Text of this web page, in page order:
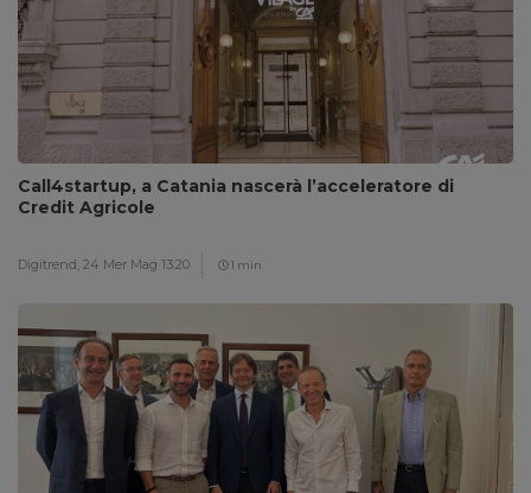
Call4startup, a Catania nascerà l’acceleratore di
Credit Agricole
Digitrend, 24 Mer Mag 13:20 1 min